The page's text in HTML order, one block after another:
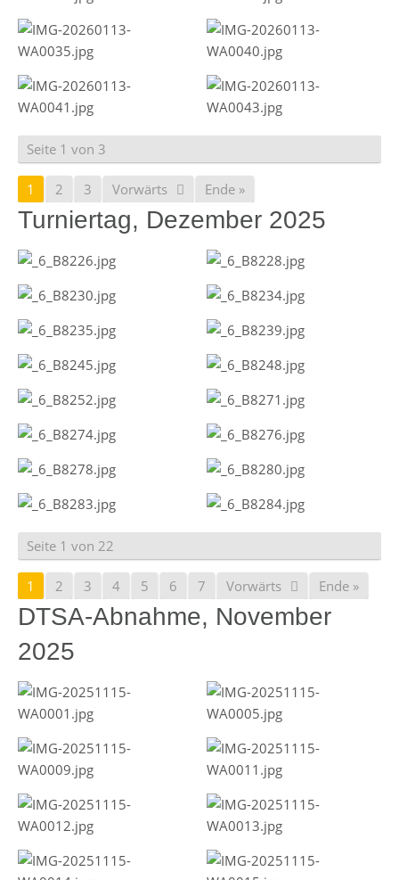
Seite 1 von 3
1 2 3 Vorwärts Ende »
Turniertag, Dezember 2025
Seite 1 von 22
1 2 3 4 5 6 7 Vorwärts Ende »
DTSA-Abnahme, November
2025